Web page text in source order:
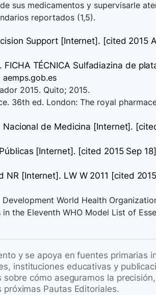
sus medicamentos y supervisarle
reportados (1,5).
Support [Internet]. [cited 2015
TÉCNICA Sulfadiazina de
aemps.gob.es
2015. Quito; 2015.
36th ed. London: The royal
de Medicina [Internet].
[Internet]. [cited 2015 Sep
NR [Internet]. LW W 2011 [cited
World Health
the Eleventh WHO Model List of
y se apoya en fuentes primarias
instituciones educativas y
cómo aseguramos la
Pautas Editoriales.